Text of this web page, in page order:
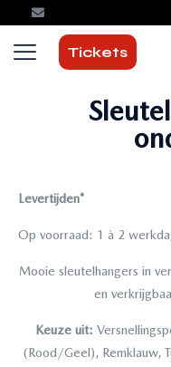
Tickets
Levertijden*
Op voorraad: 1 à 2
Mooie sleutelhangers in
en
Keuze uit:
(Rood/Geel), Remklauw,